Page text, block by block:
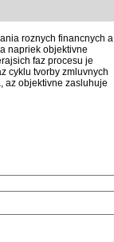
roznych financnych a
napriek objektivne
faz procesu je
cyklu tvorby zmluvnych
az objektivne zasluhuje